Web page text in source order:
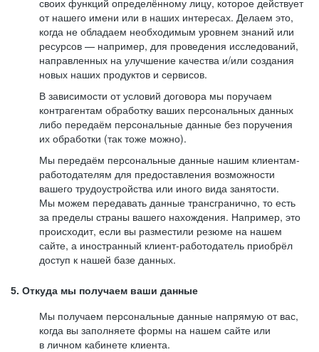
своих функций определённому лицу, которое действует
от нашего имени или в наших интересах. Делаем это,
когда не обладаем необходимым уровнем знаний или
ресурсов — например, для проведения исследований,
направленных на улучшение качества и/или создания
новых наших продуктов и сервисов.
В зависимости от условий договора мы поручаем
контрагентам обработку ваших персональных данных
либо передаём персональные данные без поручения
их обработки (так тоже можно).
Мы передаём персональные данные нашим клиентам-
работодателям для предоставления возможности
вашего трудоустройства или иного вида занятости.
Мы можем передавать данные трансгранично, то есть
за пределы страны вашего нахождения. Например, это
происходит, если вы разместили резюме на нашем
сайте, а иностранный клиент-работодатель приобрёл
доступ к нашей базе данных.
5. Откуда мы получаем ваши данные
Мы получаем персональные данные напрямую от вас,
когда вы заполняете формы на нашем сайте или
в личном кабинете клиента.